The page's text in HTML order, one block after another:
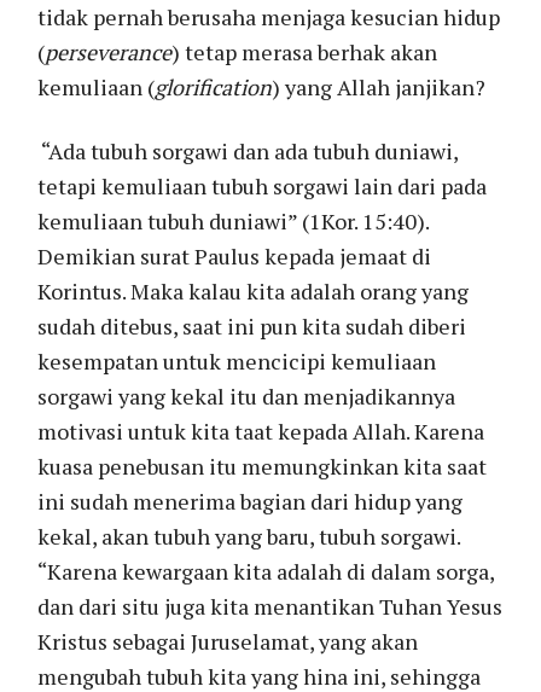
tidak pernah berusaha menjaga kesucian hidup
(perseverance) tetap merasa berhak akan
kemuliaan (glorification) yang Allah janjikan?
“Ada tubuh sorgawi dan ada tubuh duniawi,
tetapi kemuliaan tubuh sorgawi lain dari pada
kemuliaan tubuh duniawi” (1Kor. 15:40).
Demikian surat Paulus kepada jemaat di
Korintus. Maka kalau kita adalah orang yang
sudah ditebus, saat ini pun kita sudah diberi
kesempatan untuk mencicipi kemuliaan
sorgawi yang kekal itu dan menjadikannya
motivasi untuk kita taat kepada Allah. Karena
kuasa penebusan itu memungkinkan kita saat
ini sudah menerima bagian dari hidup yang
kekal, akan tubuh yang baru, tubuh sorgawi.
“Karena kewargaan kita adalah di dalam sorga,
dan dari situ juga kita menantikan Tuhan Yesus
Kristus sebagai Juruselamat, yang akan
mengubah tubuh kita yang hina ini, sehingga